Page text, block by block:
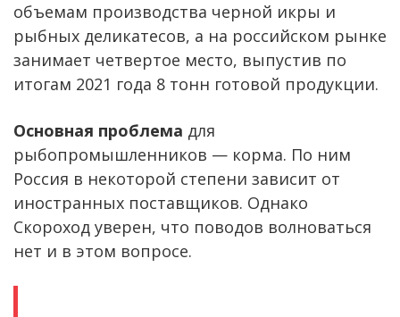
объемам производства черной икры и
рыбных деликатесов, а на российском рынке
занимает четвертое место, выпустив по
итогам 2021 года 8 тонн готовой продукции.
Основная проблема для
рыбопромышленников — корма. По ним
Россия в некоторой степени зависит от
иностранных поставщиков. Однако
Скороход уверен, что поводов волноваться
нет и в этом вопросе.